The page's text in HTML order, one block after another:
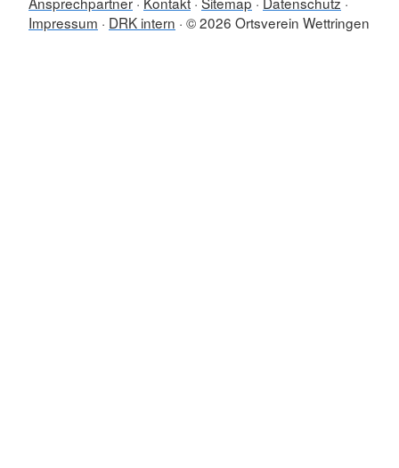
Impressum
DRK intern © 2026 Ortsverein Wettringen